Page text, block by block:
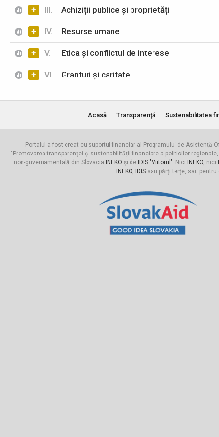
+ III. Achiziții publice și proprietăți
+ IV. Resurse umane
+ V. Etica și conflictul de interese
+ VI. Granturi și caritate
Acasă Transparenţă Sustenabilitatea
Portalul a fost creat cu suportul financiar al Programului de Asistență
"Promovarea transparenței și sustenabilității financiare a politicilor
non-guvernamentală din Slovacia
INEKO și de IDIS "Viitorul". Nici INEKO, nici
INEKO, IDISsau părți terțe, sau pentru